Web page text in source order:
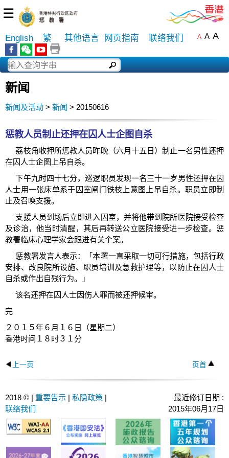
☰
English 繁 其他语言 网页指南 联络我们 A A A
新闻
新闻及活动 > 新闻 > 20150616
惩教人员制止还押在囚人士企图自杀
荔枝角收押所惩教人员昨晚（六月十五日）制止一名男性还押
在囚人士企图上吊自杀。
下午九时四十七分，巡逻职员发现一名三十一岁男性还押在囚
人士用一张床单系于囚室闸门铁枝上意图上吊自杀。职员立即制
止及召唤支援。
支援人员到场后立即进入囚室，并将他带到院所医院接受检查
及诊治，他当时清醒，其后再转送公立医院接受进一步检查。惩
教署临床心理学家会跟进有关个案。
惩教署发言人表示：「本署一直采取一切可行措施，包括行政
安排、改良院所设施、职员培训及急救护理等，以防止在囚人士
自杀或作出自残行为。」
该名还押在囚人士因伤人罪而被还押候审。
完
２０１５年６月１６日（星期二）
香港时间１８时３１分
上一页 页首
2018 © | 重要告示 | 私隐政策 |
联络我们
最近修订日期 :
2015年06月17日